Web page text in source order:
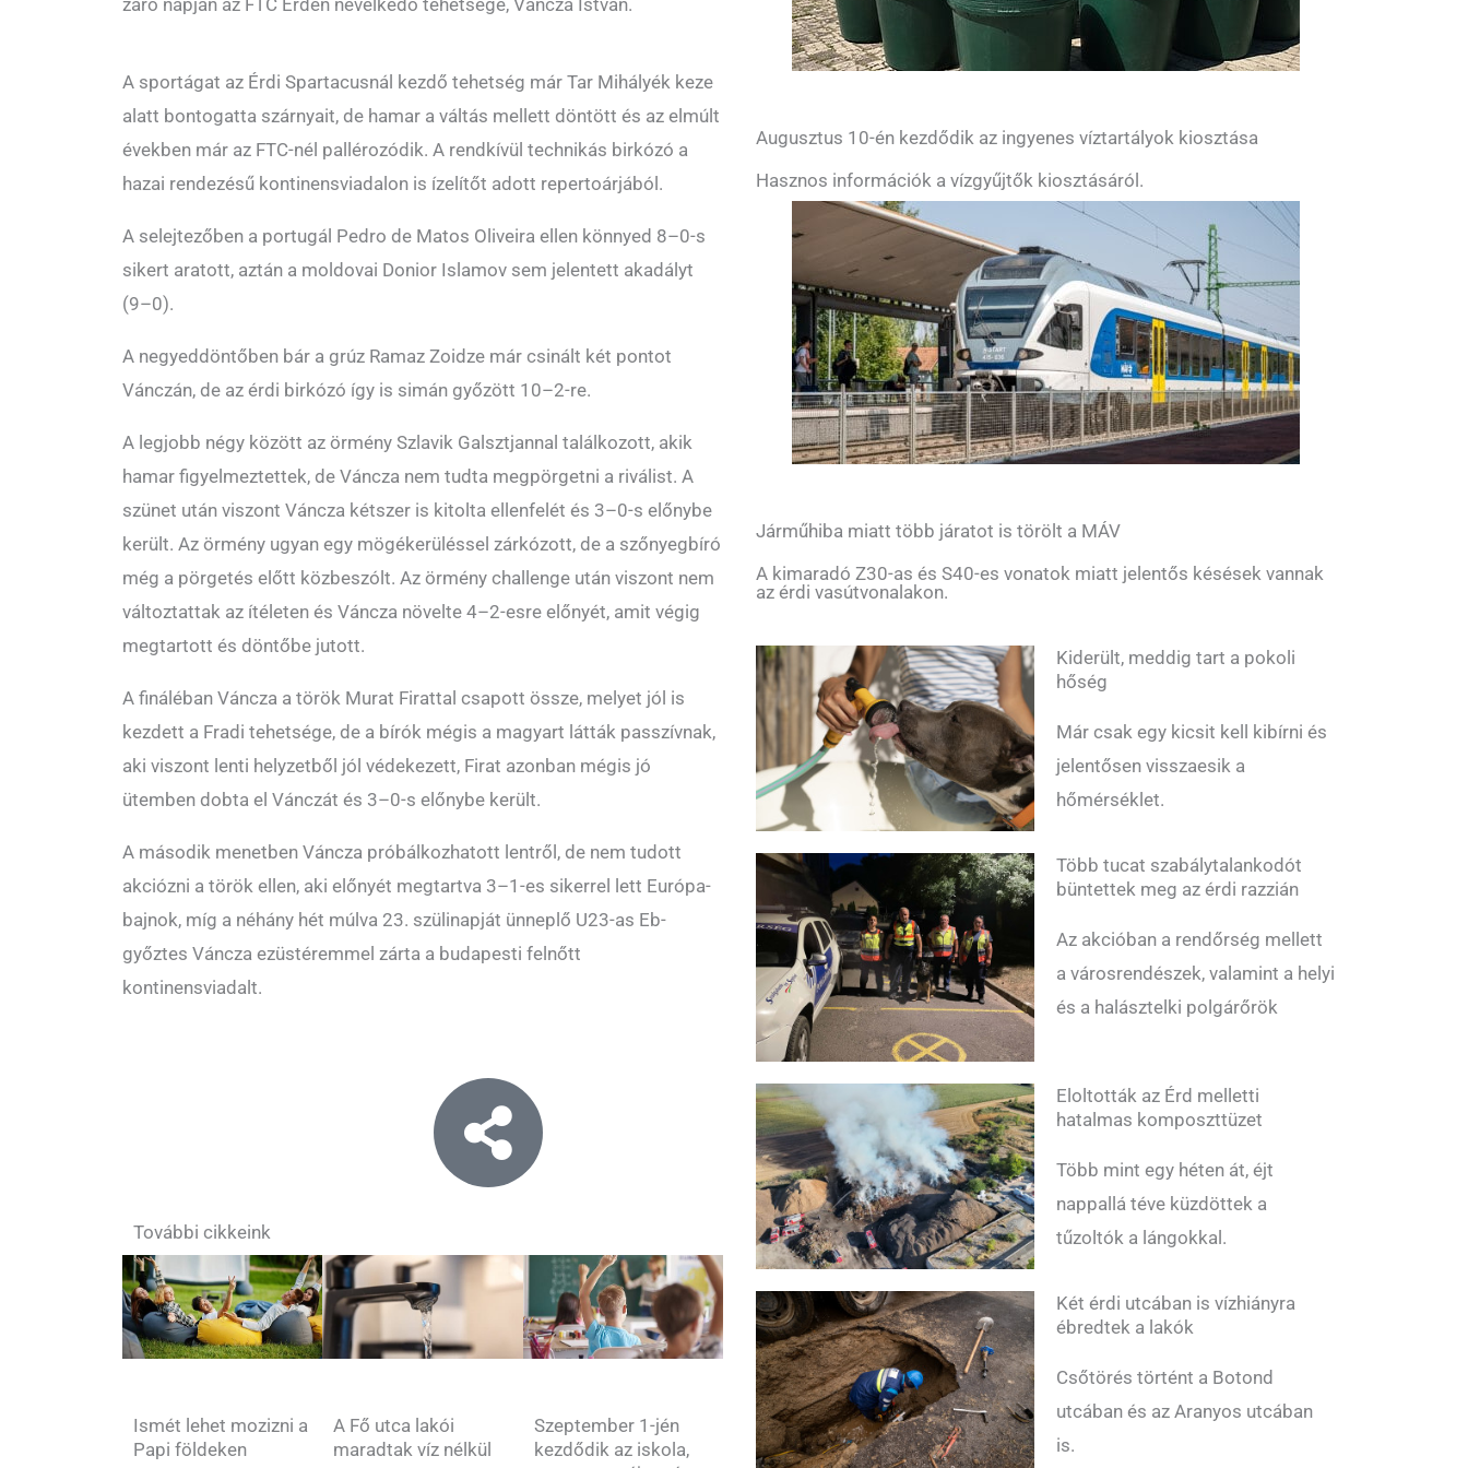
záró napján az FTC Érden nevelkedő tehetsége, Váncza István.
A sportágat az Érdi Spartacusnál kezdő tehetség már Tar Mihályék keze
alatt bontogatta szárnyait, de hamar a váltás mellett döntött és az elmúlt
években már az FTC-nél pallérozódik. A rendkívül technikás birkózó a
hazai rendezésű kontinensviadalon is ízelítőt adott repertoárjából.
A selejtezőben a portugál Pedro de Matos Oliveira ellen könnyed 8–0-s
sikert aratott, aztán a moldovai Donior Islamov sem jelentett akadályt
(9–0).
A negyeddöntőben bár a grúz Ramaz Zoidze már csinált két pontot
Vánczán, de az érdi birkózó így is simán győzött 10–2-re.
A legjobb négy között az örmény Szlavik Galsztjannal találkozott, akik
hamar figyelmeztettek, de Váncza nem tudta megpörgetni a riválist. A
szünet után viszont Váncza kétszer is kitolta ellenfelét és 3–0-s előnybe
került. Az örmény ugyan egy mögékerüléssel zárkózott, de a szőnyegbíró
még a pörgetés előtt közbeszólt. Az örmény challenge után viszont nem
változtattak az ítéleten és Váncza növelte 4–2-esre előnyét, amit végig
megtartott és döntőbe jutott.
A fináléban Váncza a török Murat Firattal csapott össze, melyet jól is
kezdett a Fradi tehetsége, de a bírók mégis a magyart látták passzívnak,
aki viszont lenti helyzetből jól védekezett, Firat azonban mégis jó
ütemben dobta el Vánczát és 3–0-s előnybe került.
A második menetben Váncza próbálkozhatott lentről, de nem tudott
akciózni a török ellen, aki előnyét megtartva 3–1-es sikerrel lett Európa-
bajnok, míg a néhány hét múlva 23. szülinapját ünneplő U23-as Eb-
győztes Váncza ezüstéremmel zárta a budapesti felnőtt
kontinensviadalt.
További cikkeink
Ismét lehet mozizni a
Papi földeken
A Fő utca lakói
maradtak víz nélkül
Szeptember 1-jén
kezdődik az iskola,
Augusztus 10-én kezdődik az ingyenes víztartályok kiosztása
Hasznos információk a vízgyűjtők kiosztásáról.
Járműhiba miatt több járatot is törölt a MÁV
A kimaradó Z30-as és S40-es vonatok miatt jelentős késések vannak
az érdi vasútvonalakon.
Kiderült, meddig tart a pokoli
hőség
Már csak egy kicsit kell kibírni és
jelentősen visszaesik a
hőmérséklet.
Több tucat szabálytalankodót
büntettek meg az érdi razzián
Az akcióban a rendőrség mellett
a városrendészek, valamint a helyi
és a halásztelki polgárőrök
Eloltották az Érd melletti
hatalmas komposzttüzet
Több mint egy héten át, éjt
nappallá téve küzdöttek a
tűzoltók a lángokkal.
Két érdi utcában is vízhiányra
ébredtek a lakók
Csőtörés történt a Botond
utcában és az Aranyos utcában
is.